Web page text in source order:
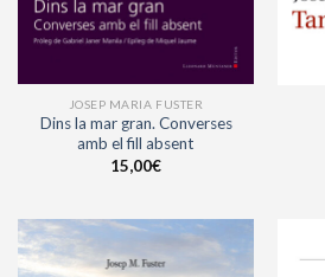
JOSEP MARIA FUSTER
Dins la mar gran. Converses
amb el fill absent
15,00€